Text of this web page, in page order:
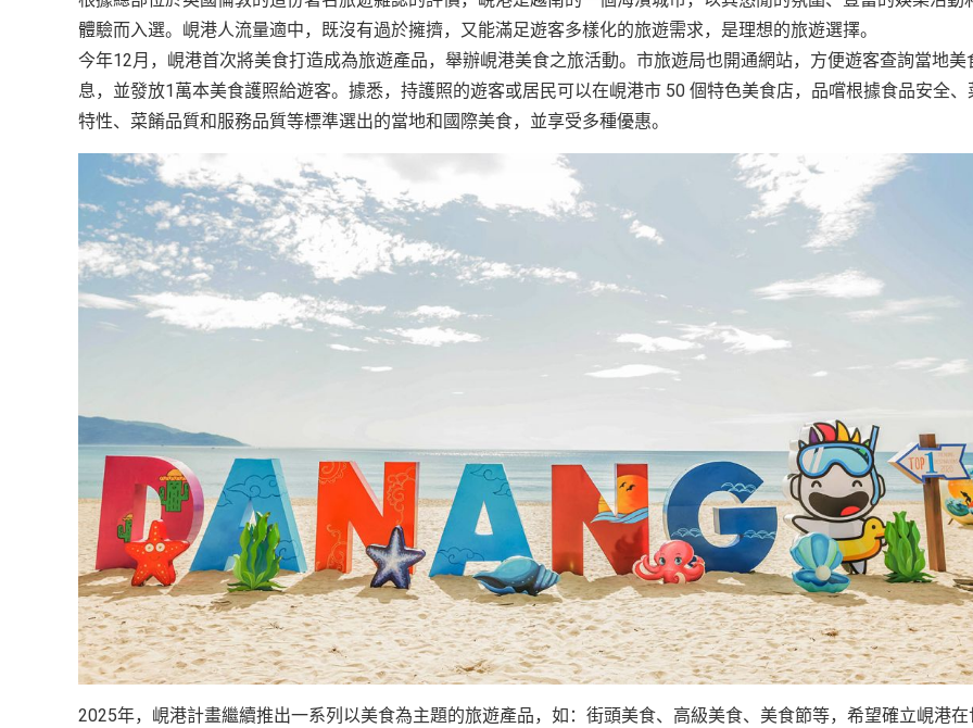
體驗而入選。峴港人流量適中，既沒有過於擁擠，又能滿足遊客多樣化的旅遊需求，是理想的旅遊選擇。
今年12月，峴港首次將美食打造成為旅遊產品，舉辦峴港美食之旅活動。市旅遊局也開通網站，方便遊客查詢當地美
息，並發放1萬本美食護照給遊客。據悉，持護照的遊客或居民可以在峴港市 50 個特色美食店，品嚐根據食品安全、
特性、菜餚品質和服務品質等標準選出的當地和國際美食，並享受多種優惠。
2025年，峴港計畫繼續推出一系列以美食為主題的旅遊產品，如：街頭美食、高級美食、美食節等，希望確立峴港在